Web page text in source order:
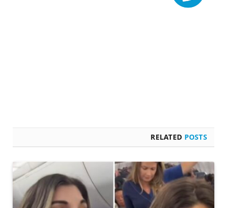
RELATED POSTS